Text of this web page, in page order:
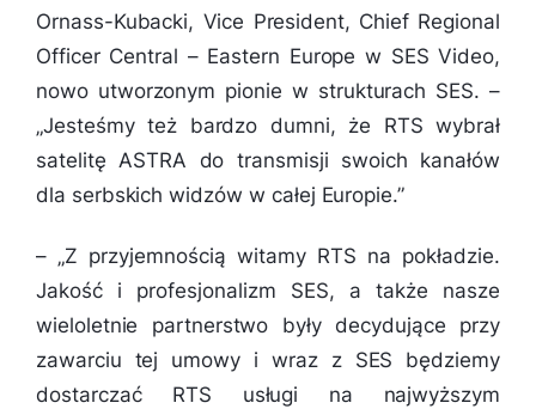
Ornass-Kubacki, Vice President, Chief Regional
Officer Central – Eastern Europe w SES Video,
nowo utworzonym pionie w strukturach SES. –
„Jesteśmy też bardzo dumni, że RTS wybrał
satelitę ASTRA do transmisji swoich kanałów
dla serbskich widzów w całej Europie.”
– „Z przyjemnością witamy RTS na pokładzie.
Jakość i profesjonalizm SES, a także nasze
wieloletnie partnerstwo były decydujące przy
zawarciu tej umowy i wraz z SES będziemy
dostarczać RTS usługi na najwyższym